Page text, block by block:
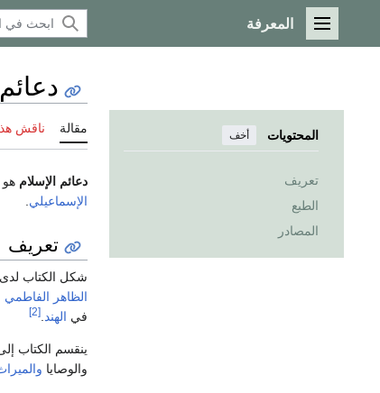
القائمة الرئيسية
المعرفة
المحتويات أخف
تعريف
الطبع
المصادر
مقالة ناقش
دعائم الإسلام
الإسماعيلي
تعريف
شكل الكتاب لدى
الظاهر الفاطمي
في الهند.
[2]
ينقسم الكتاب
والوصايا